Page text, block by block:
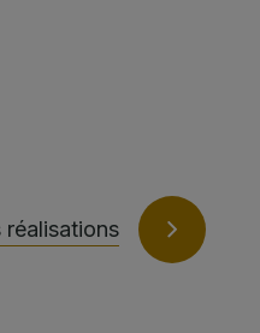
réalisations